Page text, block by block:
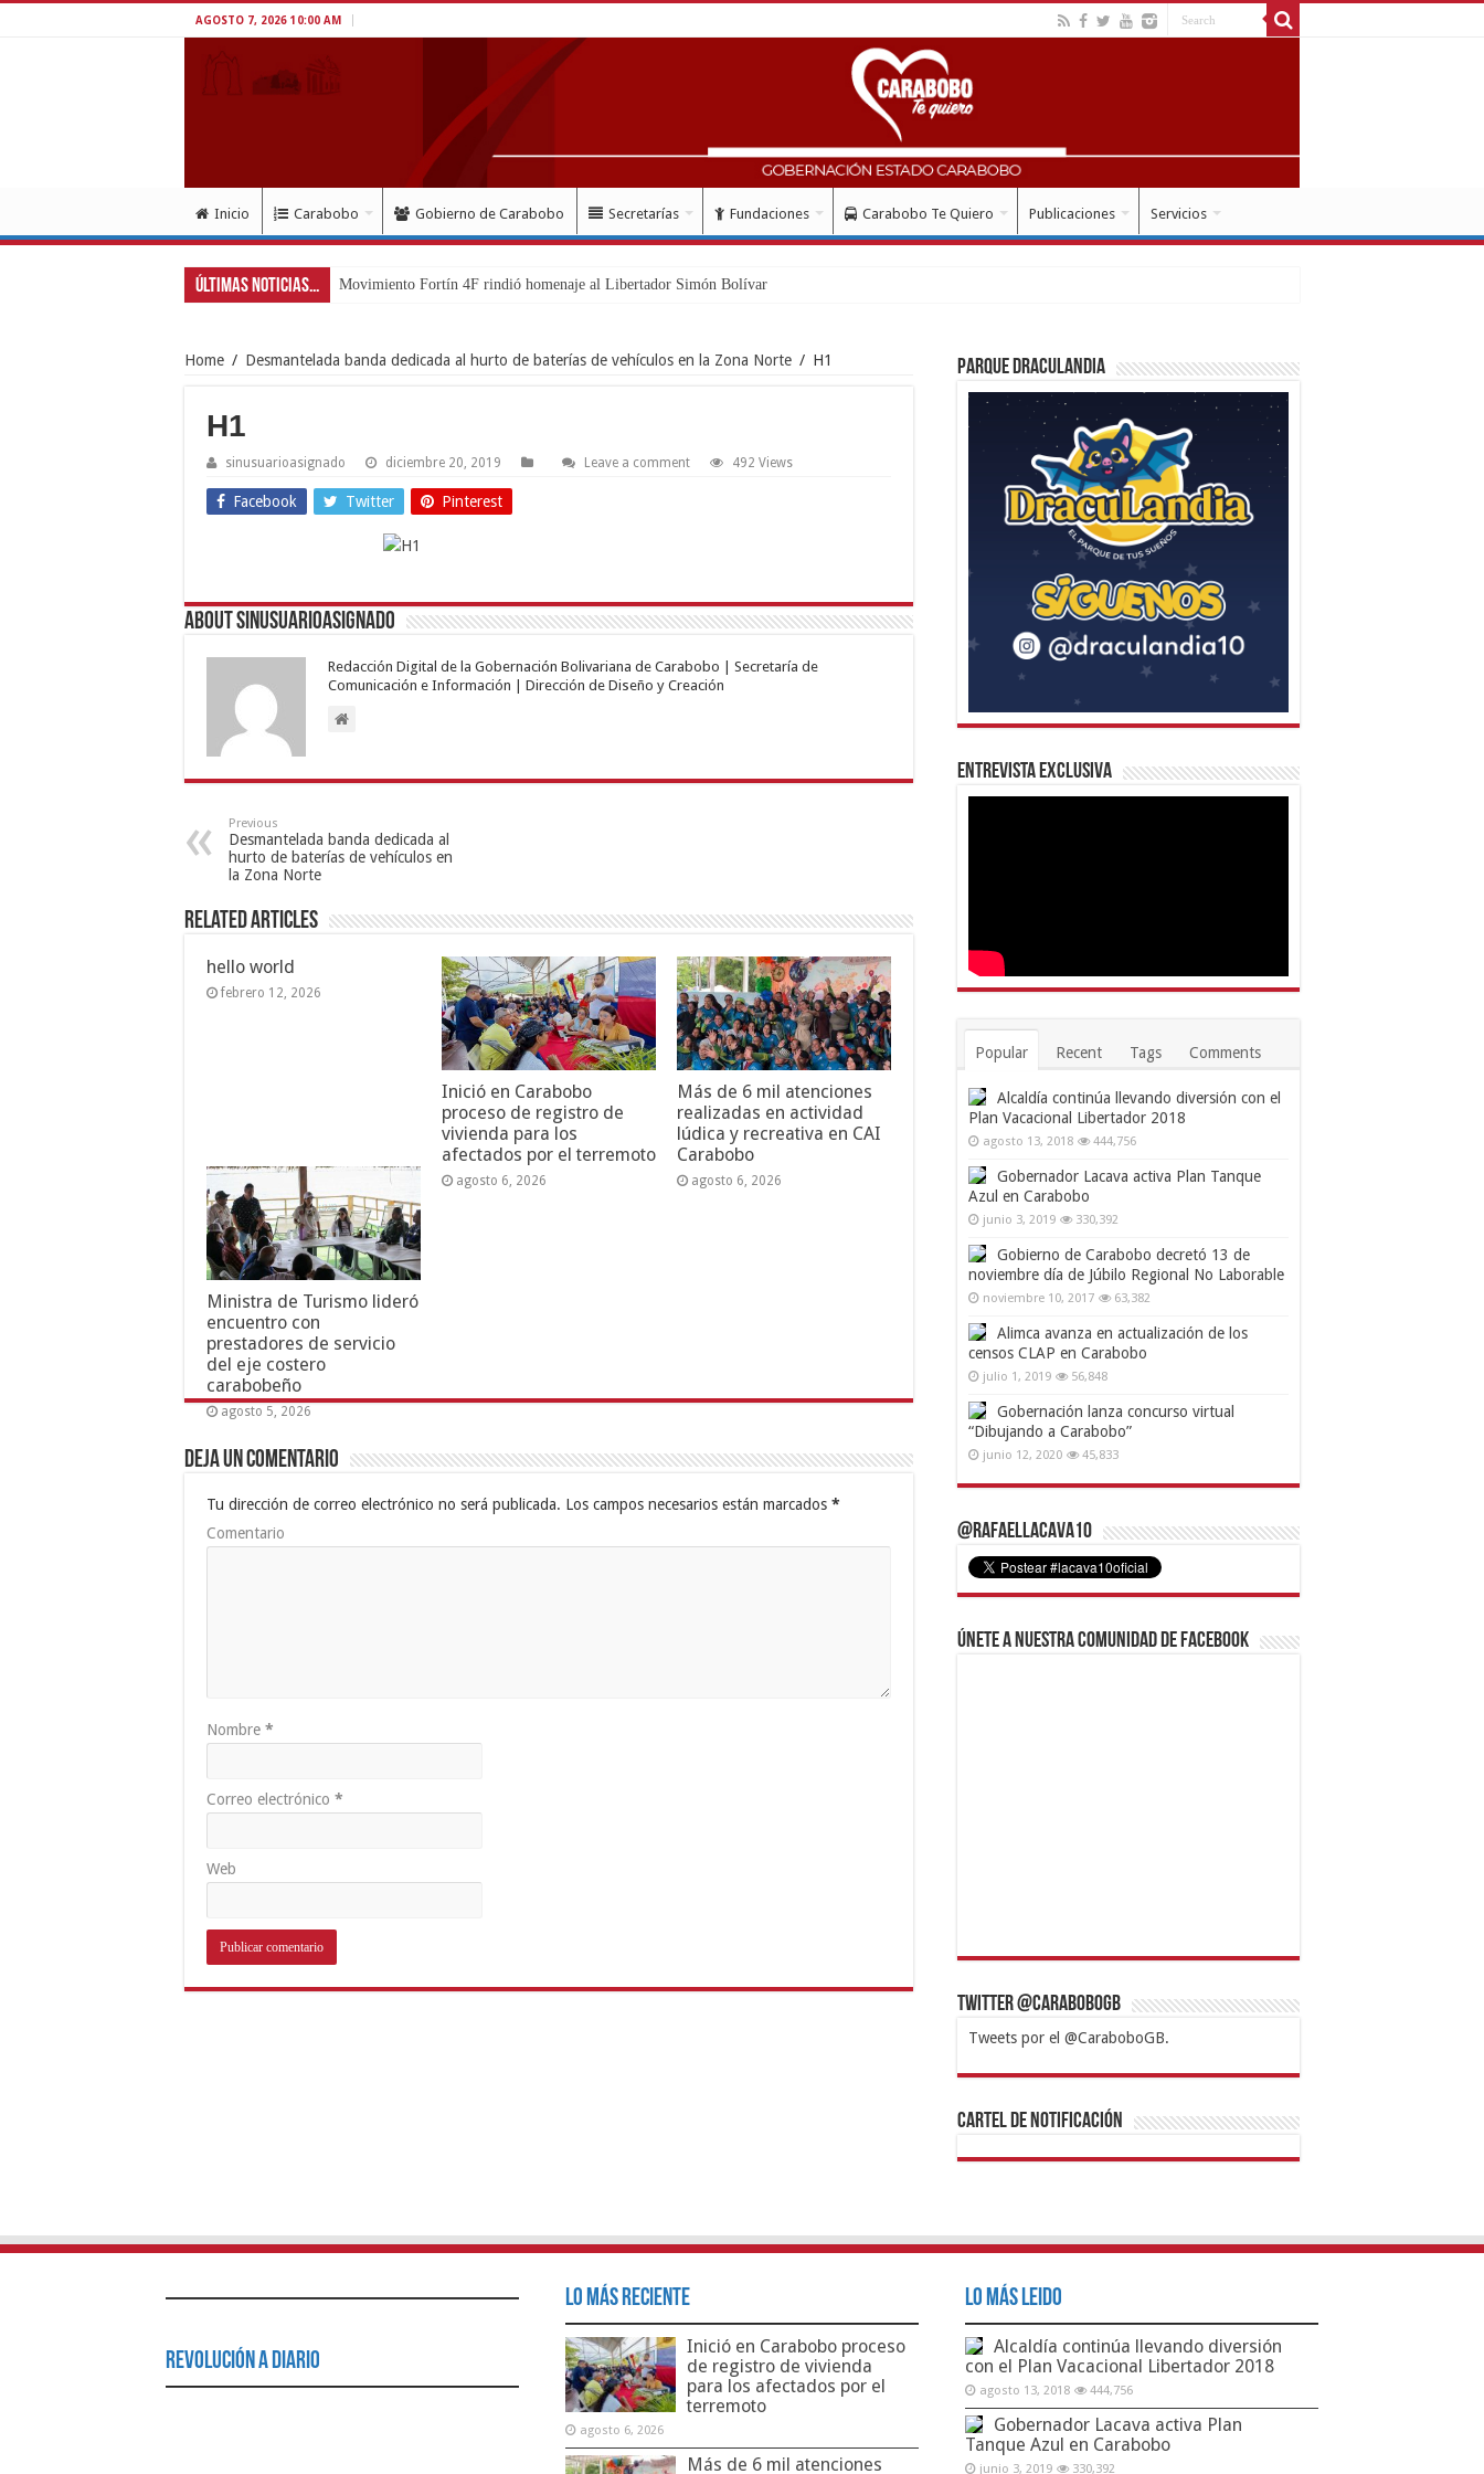
AGOSTO 7, 2026 10:00 AM
Inicio Carabobo Gobierno de Carabobo Secretarías Fundaciones Carabobo Te Quiero Publicaciones Servicios
Últimas Noticias... Movimiento Fortín 4F rindió homenaje al Libertador Simón Bolívar recordando su g
Home / Desmantelada banda dedicada al hurto de baterías de vehículos en la Zona Norte / H1
H1
sinusuarioasignado diciembre 20, 2019 Leave a comment 492 Views
Facebook Twitter Pinterest
About sinusuarioasignado
Redacción Digital de la Gobernación Bolivariana de Carabobo | Secretaría de
Comunicación e Información | Dirección de Diseño y Creación
Previous
Desmantelada banda dedicada al
hurto de baterías de vehículos en
la Zona Norte
Related Articles
hello world
febrero 12, 2026
Inició en Carabobo
proceso de registro de
vivienda para los
afectados por el terremoto
agosto 6, 2026
Más de 6 mil atenciones
realizadas en actividad
lúdica y recreativa en CAI
Carabobo
agosto 6, 2026
Ministra de Turismo lideró
encuentro con
prestadores de servicio
del eje costero
carabobeño
agosto 5, 2026
Deja un comentario
Tu dirección de correo electrónico no será publicada. Los campos necesarios están marcados *
Comentario
Nombre *
Correo electrónico *
Web
Parque Draculandia
Entrevista Exclusiva
Popular Recent Tags Comments
Alcaldía continúa llevando diversión con el
Plan Vacacional Libertador 2018
agosto 13, 2018 444,756
Gobernador Lacava activa Plan Tanque
Azul en Carabobo
junio 3, 2019 330,392
Gobierno de Carabobo decretó 13 de
noviembre día de Júbilo Regional No Laborable
noviembre 10, 2017 63,382
Alimca avanza en actualización de los
censos CLAP en Carabobo
julio 1, 2019 56,848
Gobernación lanza concurso virtual
“Dibujando a Carabobo”
junio 12, 2020 45,833
@RafaelLacava10
Únete a nuestra comunidad de Facebook
Twitter @CaraboboGB
Tweets por el @CaraboboGB.
1xbetBetturkeyBetistKralbetSupertotobetTipobet
https://mvbcasino.com/
Cartel de Notificación
Revolución a Diario
Lo Más Reciente
Inició en Carabobo proceso
de registro de vivienda
para los afectados por el
terremoto
agosto 6, 2026
Más de 6 mil atenciones
Lo Más Leido
Alcaldía continúa llevando diversión
con el Plan Vacacional Libertador 2018
agosto 13, 2018 444,756
Gobernador Lacava activa Plan
Tanque Azul en Carabobo
junio 3, 2019 330,392